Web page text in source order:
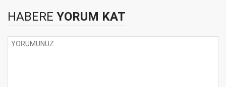
HABERE YORUM KAT